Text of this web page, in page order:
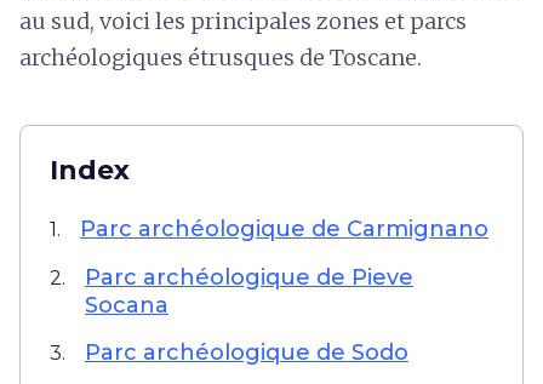
au sud, voici les principales zones et parcs
archéologiques étrusques de Toscane.
Index
1. Parc archéologique de Carmignano
2.
Parc archéologique de Pieve
Socana
3. Parc archéologique de Sodo